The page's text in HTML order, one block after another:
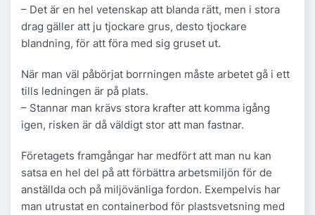
– Det är en hel vetenskap att blanda rätt, men i stora
drag gäller att ju tjockare grus, desto tjockare
blandning, för att föra med sig gruset ut.
När man väl påbörjat borrningen måste arbetet gå i ett
tills ledningen är på plats.
– Stannar man krävs stora krafter att komma igång
igen, risken är då väldigt stor att man fastnar.
Företagets framgångar har medfört att man nu kan
satsa en hel del på att förbättra arbetsmiljön för de
anställda och på miljövänliga fordon. Exempelvis har
man utrustat en containerbod för plastsvetsning med